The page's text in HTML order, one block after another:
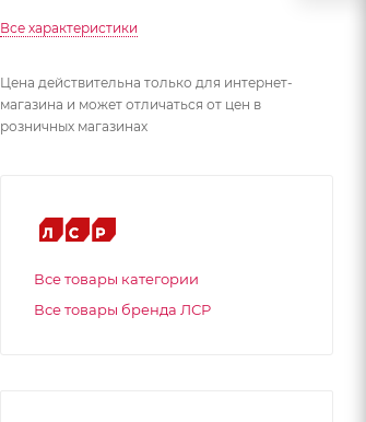
Все характеристики
Цена действительна только для интернет-
магазина и может отличаться от цен в
розничных магазинах
Все товары категории
Все товары бренда ЛСР